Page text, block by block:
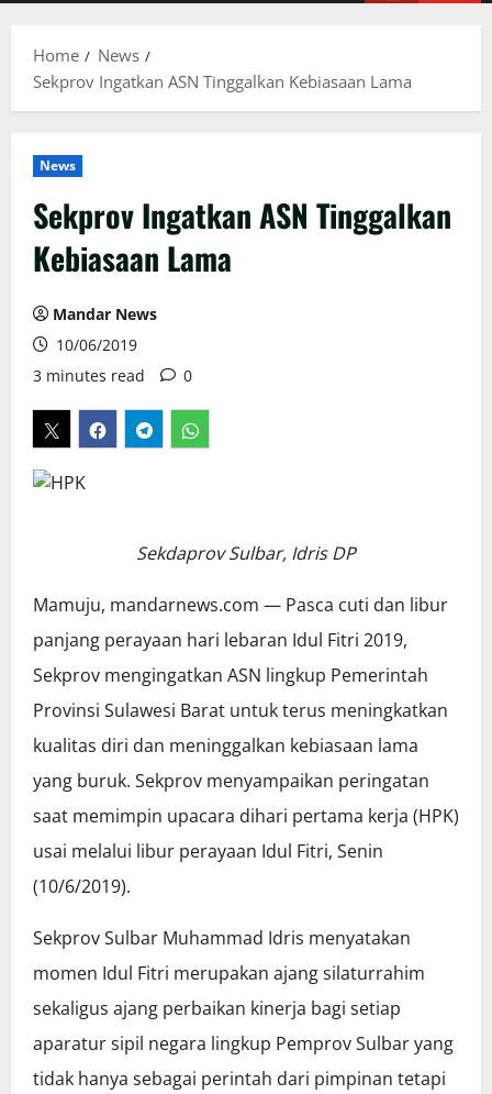
Home
News
Sekprov Ingatkan ASN Tinggalkan Kebiasaan Lama
News
Sekprov Ingatkan ASN Tinggalkan
Kebiasaan Lama
Mandar News
10/06/2019
3 minutes read
0
Sekdaprov Sulbar, Idris DP
Mamuju, mandarnews.com — Pasca cuti dan libur
panjang perayaan hari lebaran Idul Fitri 2019,
Sekprov mengingatkan ASN lingkup Pemerintah
Provinsi Sulawesi Barat untuk terus meningkatkan
kualitas diri dan meninggalkan kebiasaan lama
yang buruk. Sekprov menyampaikan peringatan
saat memimpin upacara dihari pertama kerja (HPK)
usai melalui libur perayaan Idul Fitri, Senin
(10/6/2019).
Sekprov Sulbar Muhammad Idris menyatakan
momen Idul Fitri merupakan ajang silaturrahim
sekaligus ajang perbaikan kinerja bagi setiap
aparatur sipil negara lingkup Pemprov Sulbar yang
tidak hanya sebagai perintah dari pimpinan tetapi